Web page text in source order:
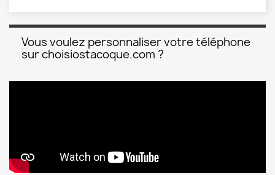
Vous voulez personnaliser votre téléphone
sur choisiostacoque.com ?